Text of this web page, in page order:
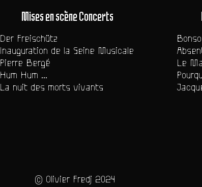
Mises en scène Concerts
Der Freischütz
Inauguration de la Seine Musicale
Pierre Bergé
Hum Hum ...
La nuit des morts vivants
Le
© Olivier Fredj 2024